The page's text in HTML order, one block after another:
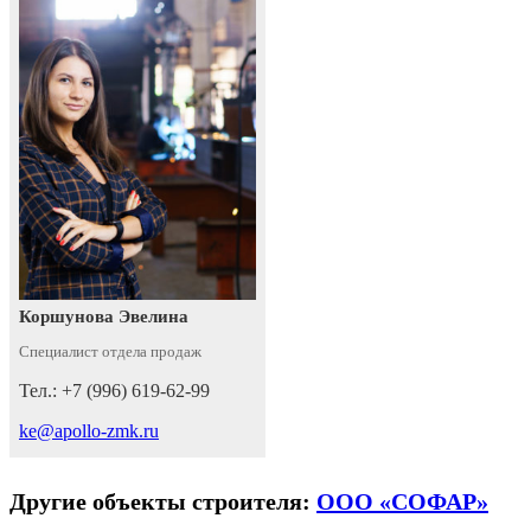
Коршунова Эвелина
Специалист отдела продаж
Тел.: +7 (996) 619-62-99
ke@apollo-zmk.ru
Другие объекты строителя: ООО «СОФАР»